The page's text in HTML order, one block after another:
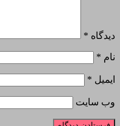
دیدگاه *
نام *
ایمیل *
وب‌ سایت